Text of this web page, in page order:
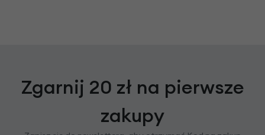
Zgarnij 20 zł na pierwsze
zakupy